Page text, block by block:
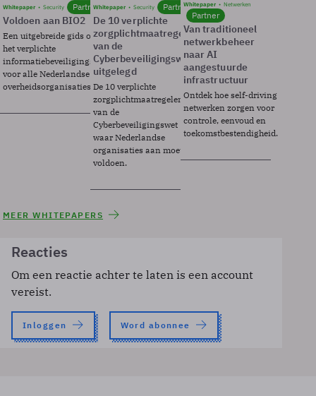
Whitepaper Security Partner
Voldoen aan BIO2
Een uitgebreide gids over BIO2,
het verplichte
informatiebeveiligingsframework
voor alle Nederlandse
overheidsorganisaties.
Whitepaper Security Partner
De 10 verplichte
zorgplichtmaatregelen
van de
Cyberbeveiligingswet
uitgelegd
De 10 verplichte
zorgplichtmaatregelen
van de
Cyberbeveiligingswet
waar Nederlandse
organisaties aan moeten
voldoen.
Whitepaper Netwerken
Partner
Van traditioneel
netwerkbeheer
naar AI
aangestuurde
infrastructuur
Ontdek hoe self-driving
netwerken zorgen voor
controle, eenvoud en
toekomstbestendigheid.
MEER WHITEPAPERS
Reacties
Om een reactie achter te laten is een account
vereist.
Inloggen Word abonnee